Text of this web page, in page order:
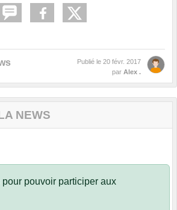
Publié le 20 févr. 2017
par Alex .
NEWS
pour pouvoir participer aux